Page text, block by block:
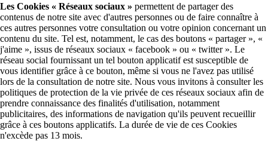
Les Cookies « Réseaux sociaux » permettent de partager des
contenus de notre site avec d'autres personnes ou de faire connaître à
ces autres personnes votre consultation ou votre opinion concernant un
contenu du site. Tel est, notamment, le cas des boutons « partager », «
j'aime », issus de réseaux sociaux « facebook » ou « twitter ». Le
réseau social fournissant un tel bouton applicatif est susceptible de
vous identifier grâce à ce bouton, même si vous ne l'avez pas utilisé
lors de la consultation de notre site. Nous vous invitons à consulter les
politiques de protection de la vie privée de ces réseaux sociaux afin de
prendre connaissance des finalités d'utilisation, notamment
publicitaires, des informations de navigation qu'ils peuvent recueillir
grâce à ces boutons applicatifs. La durée de vie de ces Cookies
n'excède pas 13 mois.